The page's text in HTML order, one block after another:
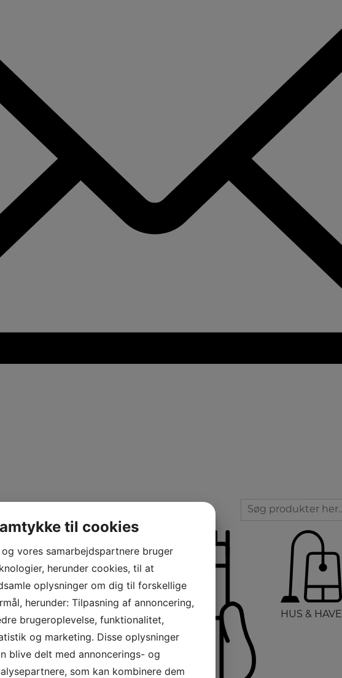
& OVNE
KØKKEN
HUS & HAVE
til cookies
vores samarbejdspartnere bruger
herunder cookies, til at
oplysninger om dig til forskellige
herunder: Tilpasning af annoncering,
brugeroplevelse, funktionalitet,
og marketing. Disse oplysninger
blive delt med annoncerings- og
som kan kombinere dem